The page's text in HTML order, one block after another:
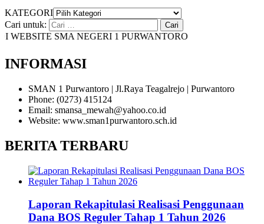
KATEGORI
Cari untuk:
SMA NEGERI 1 PURWANTORO
INFORMASI
SMAN 1 Purwantoro | Jl.Raya Teagalrejo | Purwantoro
Phone: (0273) 415124
Email: smansa_mewah@yahoo.co.id
Website: www.sman1purwantoro.sch.id
BERITA TERBARU
Laporan Rekapitulasi Realisasi Penggunaan
Dana BOS Reguler Tahap 1 Tahun 2026